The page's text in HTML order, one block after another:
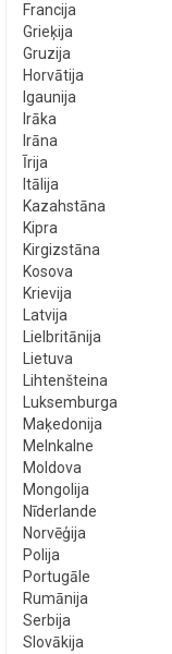
Francija
Grieķija
Gruzija
Horvātija
Igaunija
Irāka
Irāna
Īrija
Itālija
Kazahstāna
Kipra
Kirgizstāna
Kosova
Krievija
Latvija
Lielbritānija
Lietuva
Lihtenšteina
Luksemburga
Maķedonija
Melnkalne
Moldova
Mongolija
Nīderlande
Norvēģija
Polija
Portugāle
Rumānija
Serbija
Slovākija